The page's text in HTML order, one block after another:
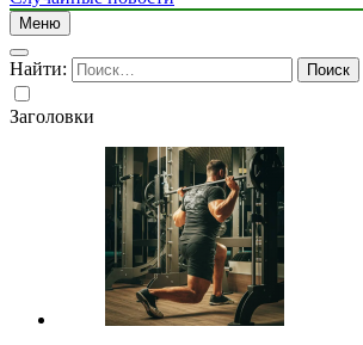
Меню
Найти:
Заголовки